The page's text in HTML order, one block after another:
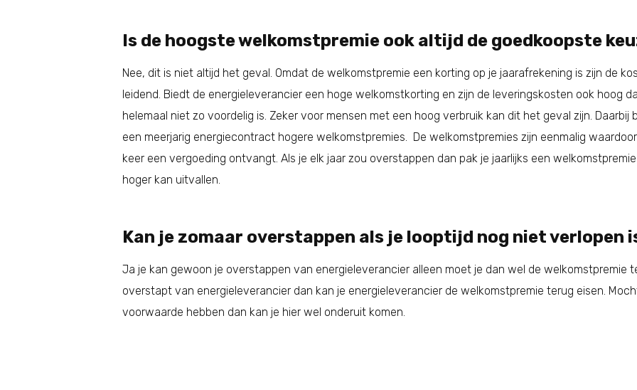
Is de hoogste welkomstpremie ook altijd de goedkoopste
Nee, dit is niet altijd het geval. Omdat de welkomstpremie een korting op je jaarafrekening is zijn de
leidend. Biedt de energieleverancier een hoge welkomstkorting en zijn de leveringskosten ook hoog
helemaal niet zo voordelig is. Zeker voor mensen met een hoog verbruik kan dit het geval zijn.
een meerjarig energiecontract hogere welkomstpremies. De welkomstpremies zijn eenmalig
keer een vergoeding ontvangt. Als je elk jaar zou overstappen dan pak je jaarlijks een
hoger kan uitvallen.
Kan je zomaar overstappen als je looptijd nog niet verlopen
Ja je kan gewoon je overstappen van energieleverancier alleen moet je dan wel de welkomstpremie
overstapt van energieleverancier dan kan je energieleverancier de welkomstpremie terug eisen.
voorwaarde hebben dan kan je hier wel onderuit komen.